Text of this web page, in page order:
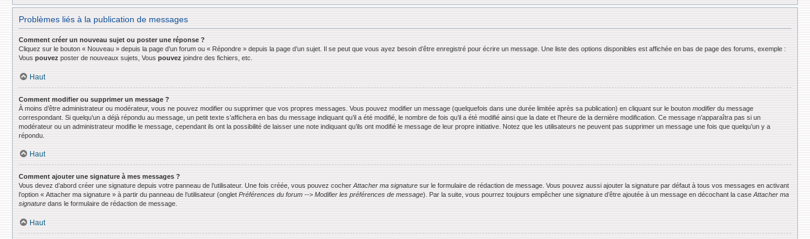
Problèmes liés à la publication de messages
Comment créer un nouveau sujet ou poster une réponse ?
Cliquez sur le bouton « Nouveau » depuis la page d’un forum ou « Répondre » depuis la page d’un sujet. Il se peut que vous ayez besoin d’être enregistré pour écrire un message. Une liste des options disponibles est affichée en bas de page des forums, exemple :
Vous pouvez poster de nouveaux sujets, Vous pouvez joindre des fichiers, etc.
Haut
Comment modifier ou supprimer un message ?
À moins d’être administrateur ou modérateur, vous ne pouvez modifier ou supprimer que vos propres messages. Vous pouvez modifier un message (quelquefois dans une durée limitée après sa publication) en cliquant sur le bouton modifier du message
correspondant. Si quelqu’un a déjà répondu au message, un petit texte s’affichera en bas du message indiquant qu’il a été modifié, le nombre de fois qu’il a été modifié ainsi que la date et l’heure de la dernière modification. Ce message n’apparaîtra pas si un
modérateur ou un administrateur modifie le message, cependant ils ont la possibilité de laisser une note indiquant qu’ils ont modifié le message de leur propre initiative. Notez que les utilisateurs ne peuvent pas supprimer un message une fois que quelqu’un y a
répondu.
Haut
Comment ajouter une signature à mes messages ?
Vous devez d’abord créer une signature depuis votre panneau de l’utilisateur. Une fois créée, vous pouvez cocher Attacher ma signature sur le formulaire de rédaction de message. Vous pouvez aussi ajouter la signature par défaut à tous vos messages en activant
l’option « Attacher ma signature » à partir du panneau de l’utilisateur (onglet Préférences du forum --> Modifier les préférences de message). Par la suite, vous pourrez toujours empêcher une signature d’être ajoutée à un message en décochant la case Attacher ma
signature dans le formulaire de rédaction de message.
Haut